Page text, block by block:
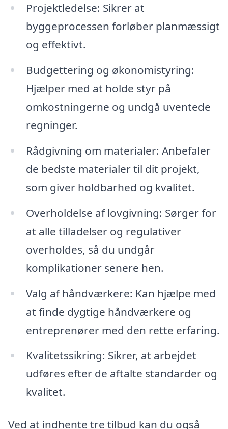
Projektledelse: Sikrer at
byggeprocessen forløber planmæssigt
og effektivt.
Budgettering og økonomistyring:
Hjælper med at holde styr på
omkostningerne og undgå uventede
regninger.
Rådgivning om materialer: Anbefaler
de bedste materialer til dit projekt,
som giver holdbarhed og kvalitet.
Overholdelse af lovgivning: Sørger for
at alle tilladelser og regulativer
overholdes, så du undgår
komplikationer senere hen.
Valg af håndværkere: Kan hjælpe med
at finde dygtige håndværkere og
entreprenører med den rette erfaring.
Kvalitetssikring: Sikrer, at arbejdet
udføres efter de aftalte standarder og
kvalitet.
Ved at indhente tre tilbud kan du også